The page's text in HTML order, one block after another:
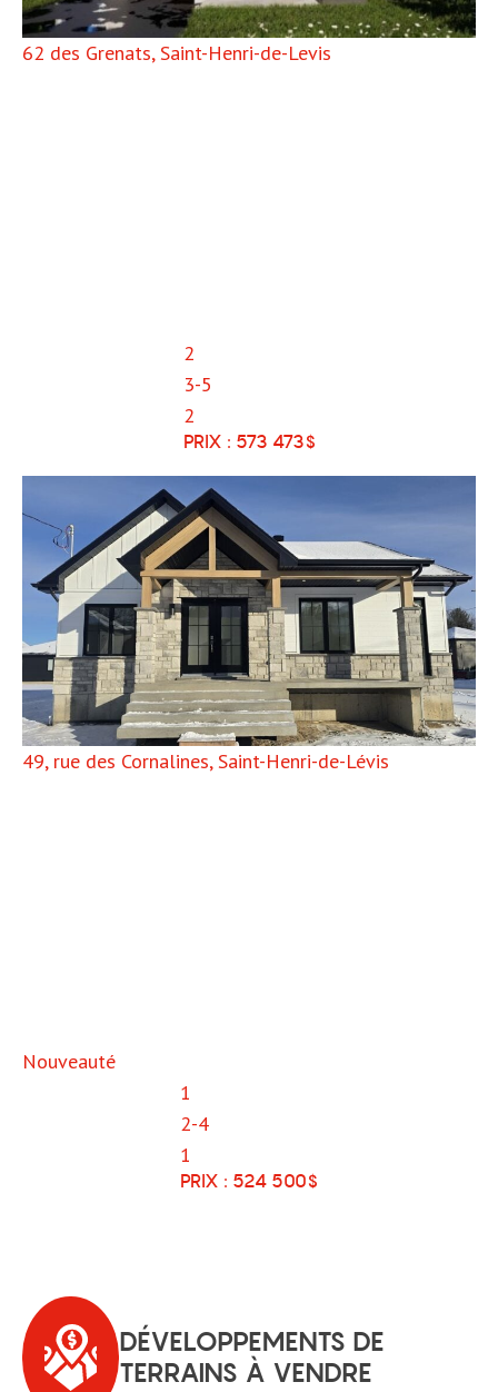
62 des Grenats, Saint-Henri-de-Levis
62 DES GRENATS, SAINT-
HENRI-DE-LEVIS
Prestigieux cottage contemporain avec
2
3-5
2
PRIX : 573 473$
49, rue des Cornalines, Saint-Henri-de-Lévis
49, RUE DES CORNALINES,
SAINT-HENRI-DE-LÉVIS
développement résidentiel.
Nouveauté
1
2-4
1
PRIX : 524 500$
DÉVELOPPEMENTS DE
TERRAINS À VENDRE